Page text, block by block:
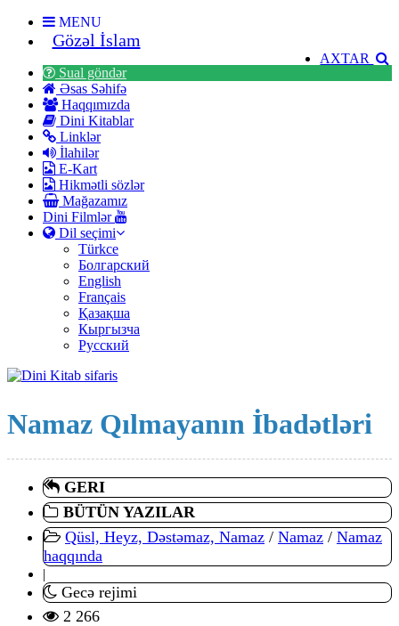
MENU
Gözəl İslam
AXTAR
Sual göndər
Əsas Səhifə
Haqqımızda
Dini Kitablar
Linklər
İlahilər
E-Kart
Hikmətli sözlər
Mağazamız
Dini Filmlər
Dil seçimi
Türkce
Болгарский
English
Français
Қазақша
Кыргызча
Русский
Namaz Qılmayanın İbadətləri
GERI
BÜTÜN YAZILAR
Qüsl, Heyz, Dəstəmaz, Namaz / Namaz / Namaz
haqqında
|
Gecə rejimi
2 266